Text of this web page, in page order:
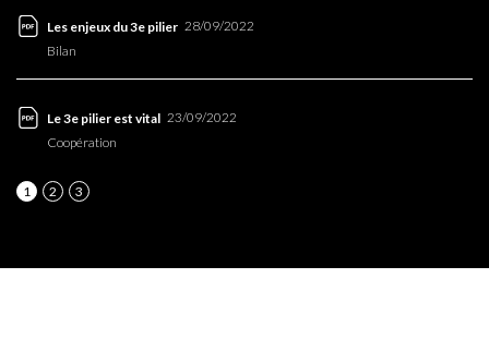
Les enjeux du 3e pilier 28/09/2022
Bilan
Le 3e pilier est vital 23/09/2022
Coopération
1 2 3